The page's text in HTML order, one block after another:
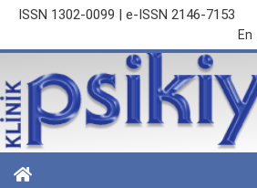
ISSN 1302-0099 | e-ISSN 2146-7153
En